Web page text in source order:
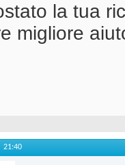
la tua
migliore
21:40